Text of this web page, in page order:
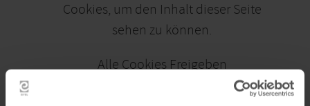
Cookies, um den Inhalt dieser Seite
sehen zu können.
Alle Cookies Freigeben